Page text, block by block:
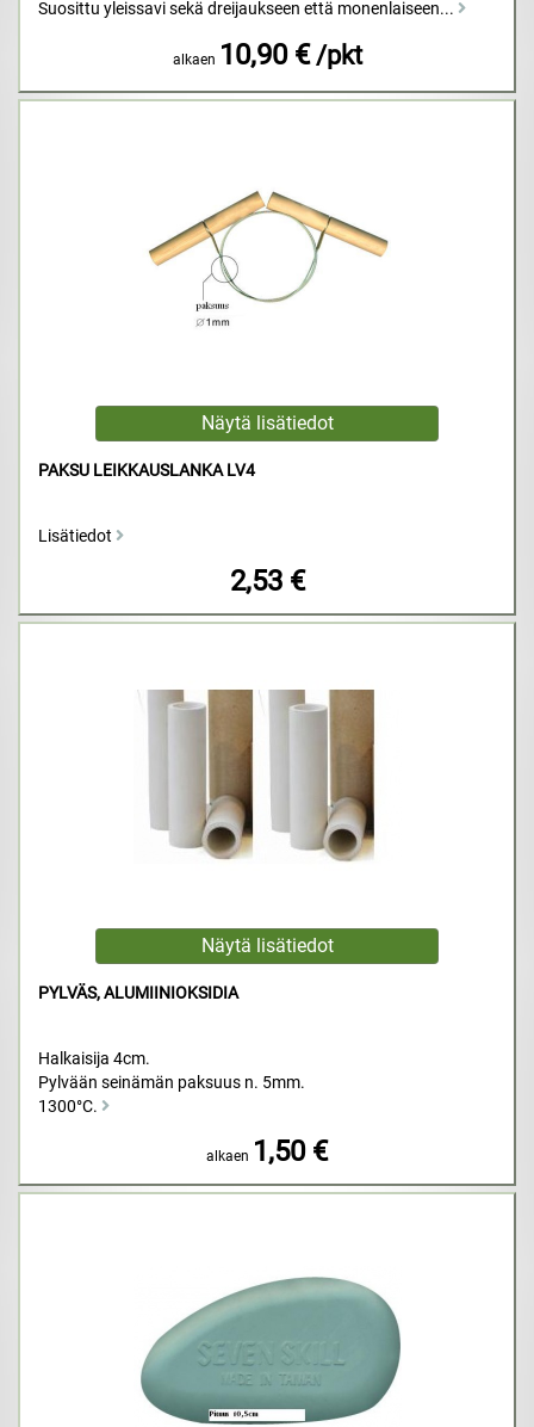
Suosittu yleissavi sekä dreijaukseen että monenlaiseen...
alkaen 10,90 € /pkt
PAKSU LEIKKAUSLANKA LV4
Lisätiedot
2,53 €
PYLVÄS, ALUMIINIOKSIDIA
Halkaisija 4cm.
Pylvään seinämän paksuus n. 5mm.
1300°C.
alkaen 1,50 €